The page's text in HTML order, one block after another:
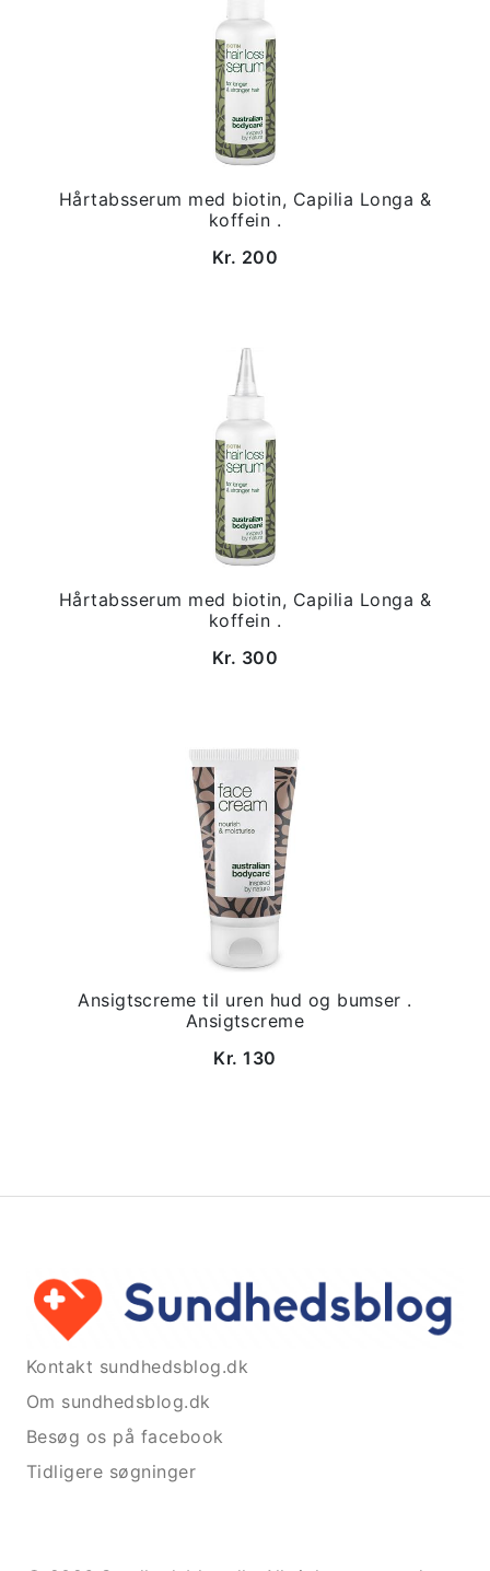
Hårtabsserum med biotin, Capilia Longa &
koffein .
Kr. 200
Hårtabsserum med biotin, Capilia Longa &
koffein .
Kr. 300
Ansigtscreme til uren hud og bumser .
Ansigtscreme
Kr. 130
Kontakt sundhedsblog.dk
Om sundhedsblog.dk
Besøg os på facebook
Tidligere søgninger